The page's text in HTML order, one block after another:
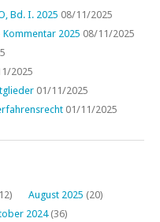
Bd. I. 2025 08/11/2025
2025 08/11/2025
2025
01/11/2025
01/11/2025
August 2025 (20)
2024(36)